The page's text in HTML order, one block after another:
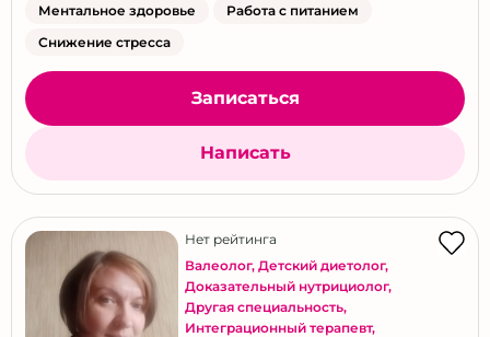
Ментальное здоровье
Работа с питанием
Снижение стресса
Записаться
Написать
Нет рейтинга
Валеолог, Детский диетолог,
Доказательный нутрициолог,
Другая специальность,
Интеграционный терапевт,